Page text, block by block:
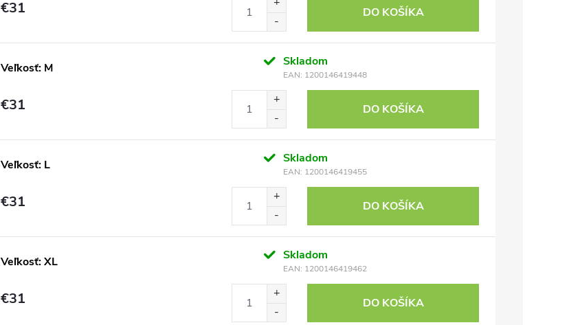
€31 DO KOŠÍKA
Veľkosť: M Skladom
EAN: 1200146419448
€31 DO KOŠÍKA
Veľkosť: L Skladom
EAN: 1200146419455
€31 DO KOŠÍKA
Veľkosť: XL Skladom
EAN: 1200146419462
€31 DO KOŠÍKA